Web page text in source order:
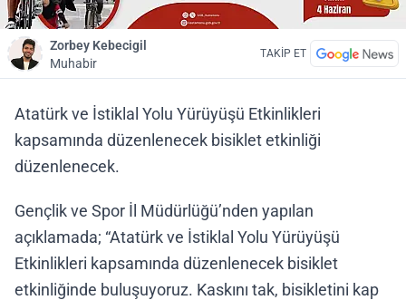
Zorbey Kebecigil
Muhabir
TAKİP ET
Atatürk ve İstiklal Yolu Yürüyüşü Etkinlikleri
kapsamında düzenlenecek bisiklet etkinliği
düzenlenecek.
Gençlik ve Spor İl Müdürlüğü’nden yapılan
açıklamada; “Atatürk ve İstiklal Yolu Yürüyüşü
Etkinlikleri kapsamında düzenlenecek bisiklet
etkinliğinde buluşuyoruz. Kaskını tak, bisikletini kap